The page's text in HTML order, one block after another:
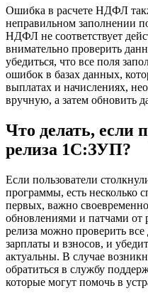
Ошибка в расчете НДФЛ
неправильном заполнении
НДФЛ не соответствует
внимательно проверить
убедиться, что все поля
ошибок в базах данных,
выплатах и начислениях,
вручную, а затем обновить
Что делать, если
релиза 1С:ЗУП?
Если пользователи
программы, есть несколько
первых, важно
обновлениями и патчами от
релиза можно проверить
зарплаты и взносов, и
актуальны. В случае
обратиться в службу
которые могут помочь в